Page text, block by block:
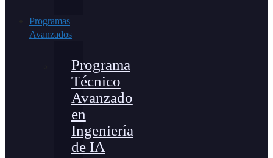
Programas
Avanzados
Programa
Técnico
Avanzado
en
Ingeniería
de IA